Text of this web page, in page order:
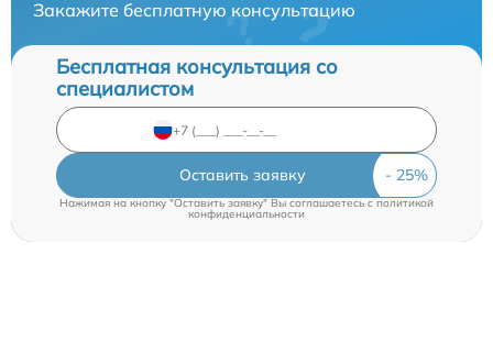
Закажите бесплатную консультацию
Бесплатная консультация со
специалистом
Оставить заявку
Нажимая на кнопку "Оставить заявку" Вы соглашаетесь c политикой
конфиденциальности